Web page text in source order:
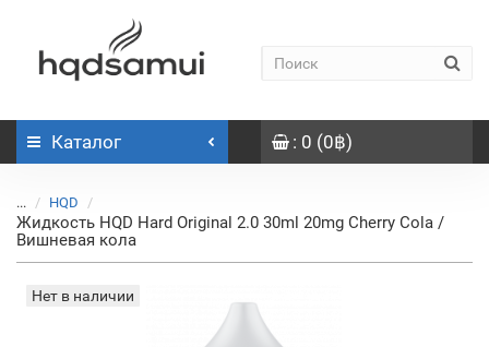
Каталог : 0 (0฿)
... HQD
Жидкость HQD Hard Original 2.0 30ml 20mg Cherry Cola /
Вишневая кола
Нет в наличии